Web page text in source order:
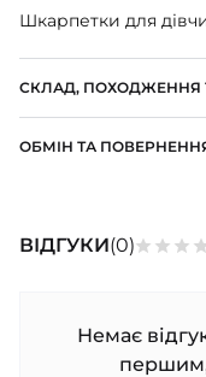
Шкарпетки для
СКЛАД, ПОХОДЖЕННЯ
ОБМІН ТА
ВІДГУКИ(0)
Немає
першим,
ЧОЛОВІЧКИ
ШАПКИ ПОВ'ЯЗКИ
ШТАНИ ДЖОГЕРИ